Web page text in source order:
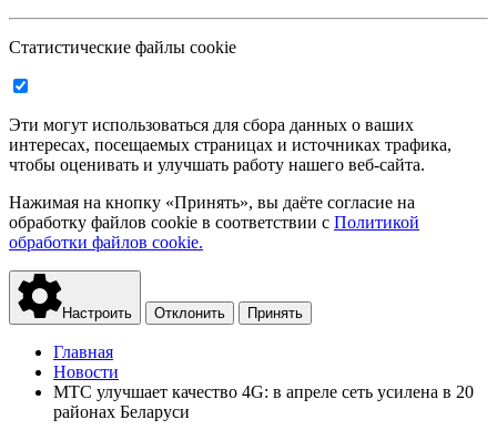
Статистические файлы cookie
Эти могут использоваться для сбора данных о ваших
интересах, посещаемых страницах и источниках трафика,
чтобы оценивать и улучшать работу нашего веб-сайта.
Нажимая на кнопку «Принять», вы даёте согласие на
обработку файлов cookie в соответствии с Политикой
обработки файлов cookie.
Настроить Отклонить Принять
Главная
Новости
МТС улучшает качество 4G: в апреле сеть усилена в 20
районах Беларуси